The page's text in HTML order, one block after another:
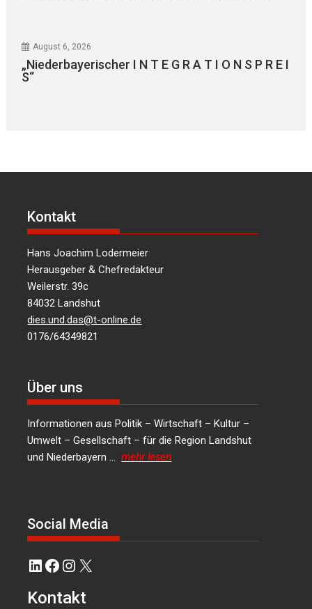
August 6, 2026
„Niederbayerischer I N T E G R A T I O N S P R E I
S“
Kontakt
Hans Joachim Lodermeier
Herausgeber & Chefredakteur
Weilerstr. 39c
84032 Landshut
dies.und.das@t-online.de
0176/64349821
Über uns
Informationen aus Politik – Wirtschaft – Kultur –
Umwelt – Gesellschaft – für die Region Landshut
und Niederbayern …mehr lesen
Social Media
LinkedIn
Facebook
Instagram
X
Kontakt